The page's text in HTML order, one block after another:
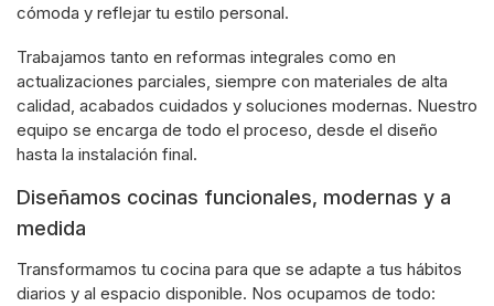
cómoda y reflejar tu estilo personal.
Trabajamos tanto en reformas integrales como en
actualizaciones parciales, siempre con materiales de alta
calidad, acabados cuidados y soluciones modernas. Nuestro
equipo se encarga de todo el proceso, desde el diseño
hasta la instalación final.
Diseñamos cocinas funcionales, modernas y a
medida
Transformamos tu cocina para que se adapte a tus hábitos
diarios y al espacio disponible. Nos ocupamos de todo: